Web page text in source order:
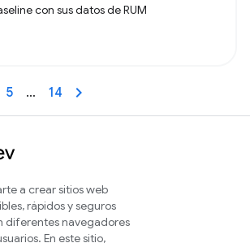
con sus datos de RUM
5 … 14
a crear sitios web
rápidos y seguros
diferentes navegadores
En este sitio,